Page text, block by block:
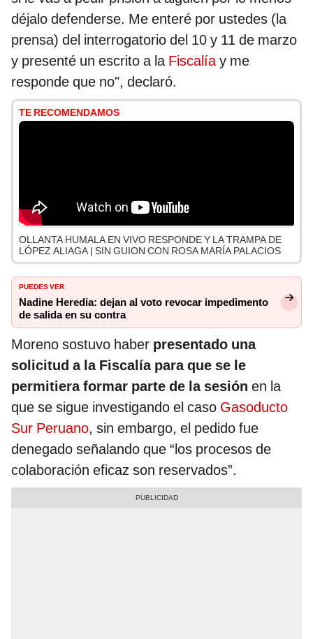
déjalo defenderse. Me enteré por ustedes (la
prensa) del interrogatorio del 10 y 11 de marzo
y presenté un escrito a la Fiscalíay me
responde que no", declaró.
TE RECOMENDAMOS
OLLANTA HUMALA EN VIVO RESPONDE Y LA TRAMPA DE
LÓPEZ ALIAGA | SIN GUION CON ROSA MARÍA PALACIOS
PUEDES VER
Nadine Heredia: dejan al voto revocar impedimento
de salida en su contra
Moreno sostuvo haber presentado una
solicitud a la Fiscalía para que se le
permitiera formar parte de la sesión en la
que se sigue investigando el caso Gasoducto
Sur Peruano, sin embargo, el pedido fue
denegado señalando que “los procesos de
colaboración eficaz son reservados”.